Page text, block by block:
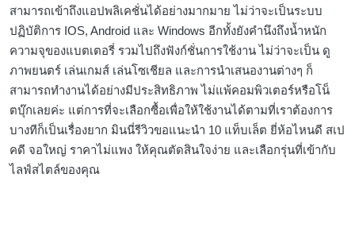
สามารถเข้าถึงแอปพลิเคชั่นได้อย่างมากมาย ไม่ว่าจะเป็นระบบ
ปฏิบัติการ IOS, Android และ Windows อีกทั้งยังคำนึงถึงน้ำหนัก
ความจุของแบตเตอรี่ รวมไปถึงฟังก์ชั่นการใช้งาน ไม่ว่าจะเป็น ดู
ภาพยนตร์ เล่นเกมส์ เล่นโซเชียล และการนำเสนองานต่างๆ ก็
สามารถทำงานได้อย่างมีประสิทธิภาพ ไม่แพ้คอมพิวเตอร์หรือโน็
ตบุ๊กเลยค่ะ แต่การที่จะเลือกซื้อเพื่อให้ใช้งานได้ตามที่เราต้องการ
บางทีก็เป็นเรื่องยาก มินนี่รีวิวขอแนะนำ 10 แท็บเล็ต ยี่ห้อไหนดี สเป
คดี จอใหญ่ ราคาไม่แพง ให้คุณตัดสินใจง่าย และเลือกรุ่นที่เข้ากับ
ไลฟ์สไตล์ของคุณ